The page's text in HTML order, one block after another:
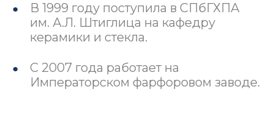
В 1999 году поступила в СПбГХПА
им. А.Л. Штиглица на кафедру
керамики и стекла.
С 2007 года работает на
Императорском фарфоровом заводе.